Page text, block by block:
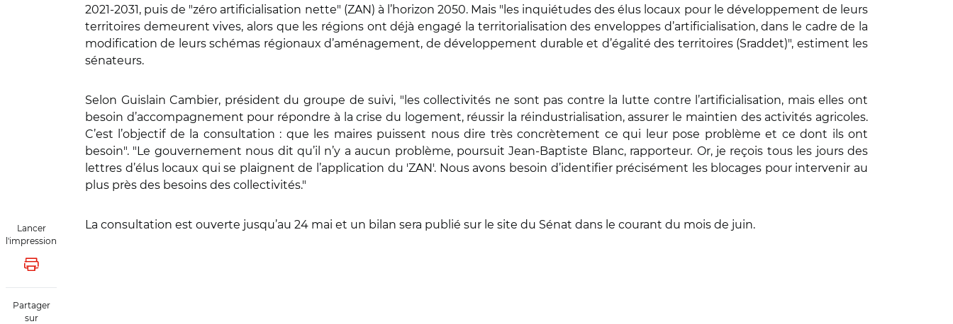
Lancer
l'impression
Lancer l'impression
Partager
sur
2021‑2031, puis de "zéro artificialisation nette" (ZAN) à l’horizon 2050. Mais "les inquiétudes des élus locaux pour le développement de leurs
territoires demeurent vives, alors que les régions ont déjà engagé la territorialisation des enveloppes d’artificialisation, dans le cadre de la
modification de leurs schémas régionaux d’aménagement, de développement durable et d’égalité des territoires (Sraddet)", estiment les
sénateurs.
Selon Guislain Cambier, président du groupe de suivi, "les collectivités ne sont pas contre la lutte contre l’artificialisation, mais elles ont
besoin d’accompagnement pour répondre à la crise du logement, réussir la réindustrialisation, assurer le maintien des activités agricoles.
C’est l’objectif de la consultation : que les maires puissent nous dire très concrètement ce qui leur pose problème et ce dont ils ont
besoin". "Le gouvernement nous dit qu’il n’y a aucun problème, poursuit Jean‑Baptiste Blanc, rapporteur. Or, je reçois tous les jours des
lettres d’élus locaux qui se plaignent de l’application du 'ZAN'. Nous avons besoin d’identifier précisément les blocages pour intervenir au
plus près des besoins des collectivités."
La consultation est ouverte jusqu’au 24 mai et un bilan sera publié sur le site du Sénat dans le courant du mois de juin.